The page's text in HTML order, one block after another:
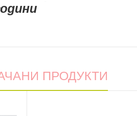
и
ПРОДУКТИ